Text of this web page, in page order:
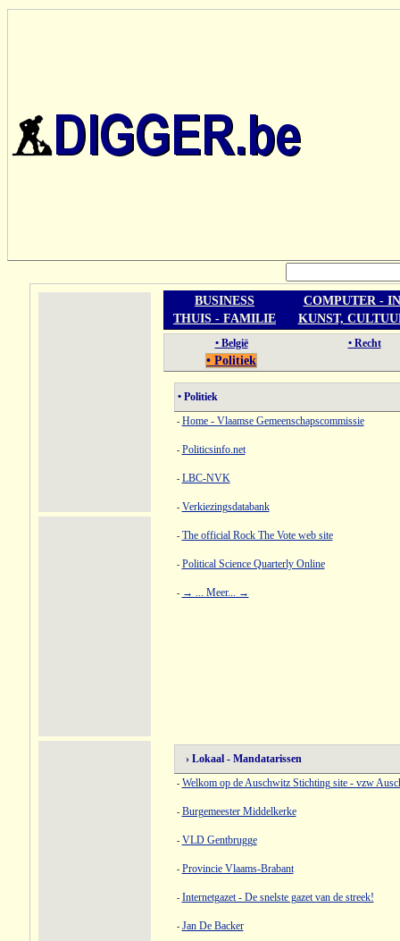
BUSINESS
COMPUTER -
THUIS - FAMILIE
KUNST,
• België • Recht
• Politiek
• Politiek
- Home - Vlaamse Gemeenschapscommissie
- Politicsinfo.net
- LBC-NVK
- Verkiezingsdatabank
- The official Rock The Vote web site
- Political Science Quarterly Online
- → ... Meer... →
› Lokaal - Mandatarissen
- Welkom op de Auschwitz Stichting site - vzw
- Burgemeester Middelkerke
- VLD Gentbrugge
- Provincie Vlaams-Brabant
- Internetgazet - De snelste gazet van de streek!
- Jan De Backer